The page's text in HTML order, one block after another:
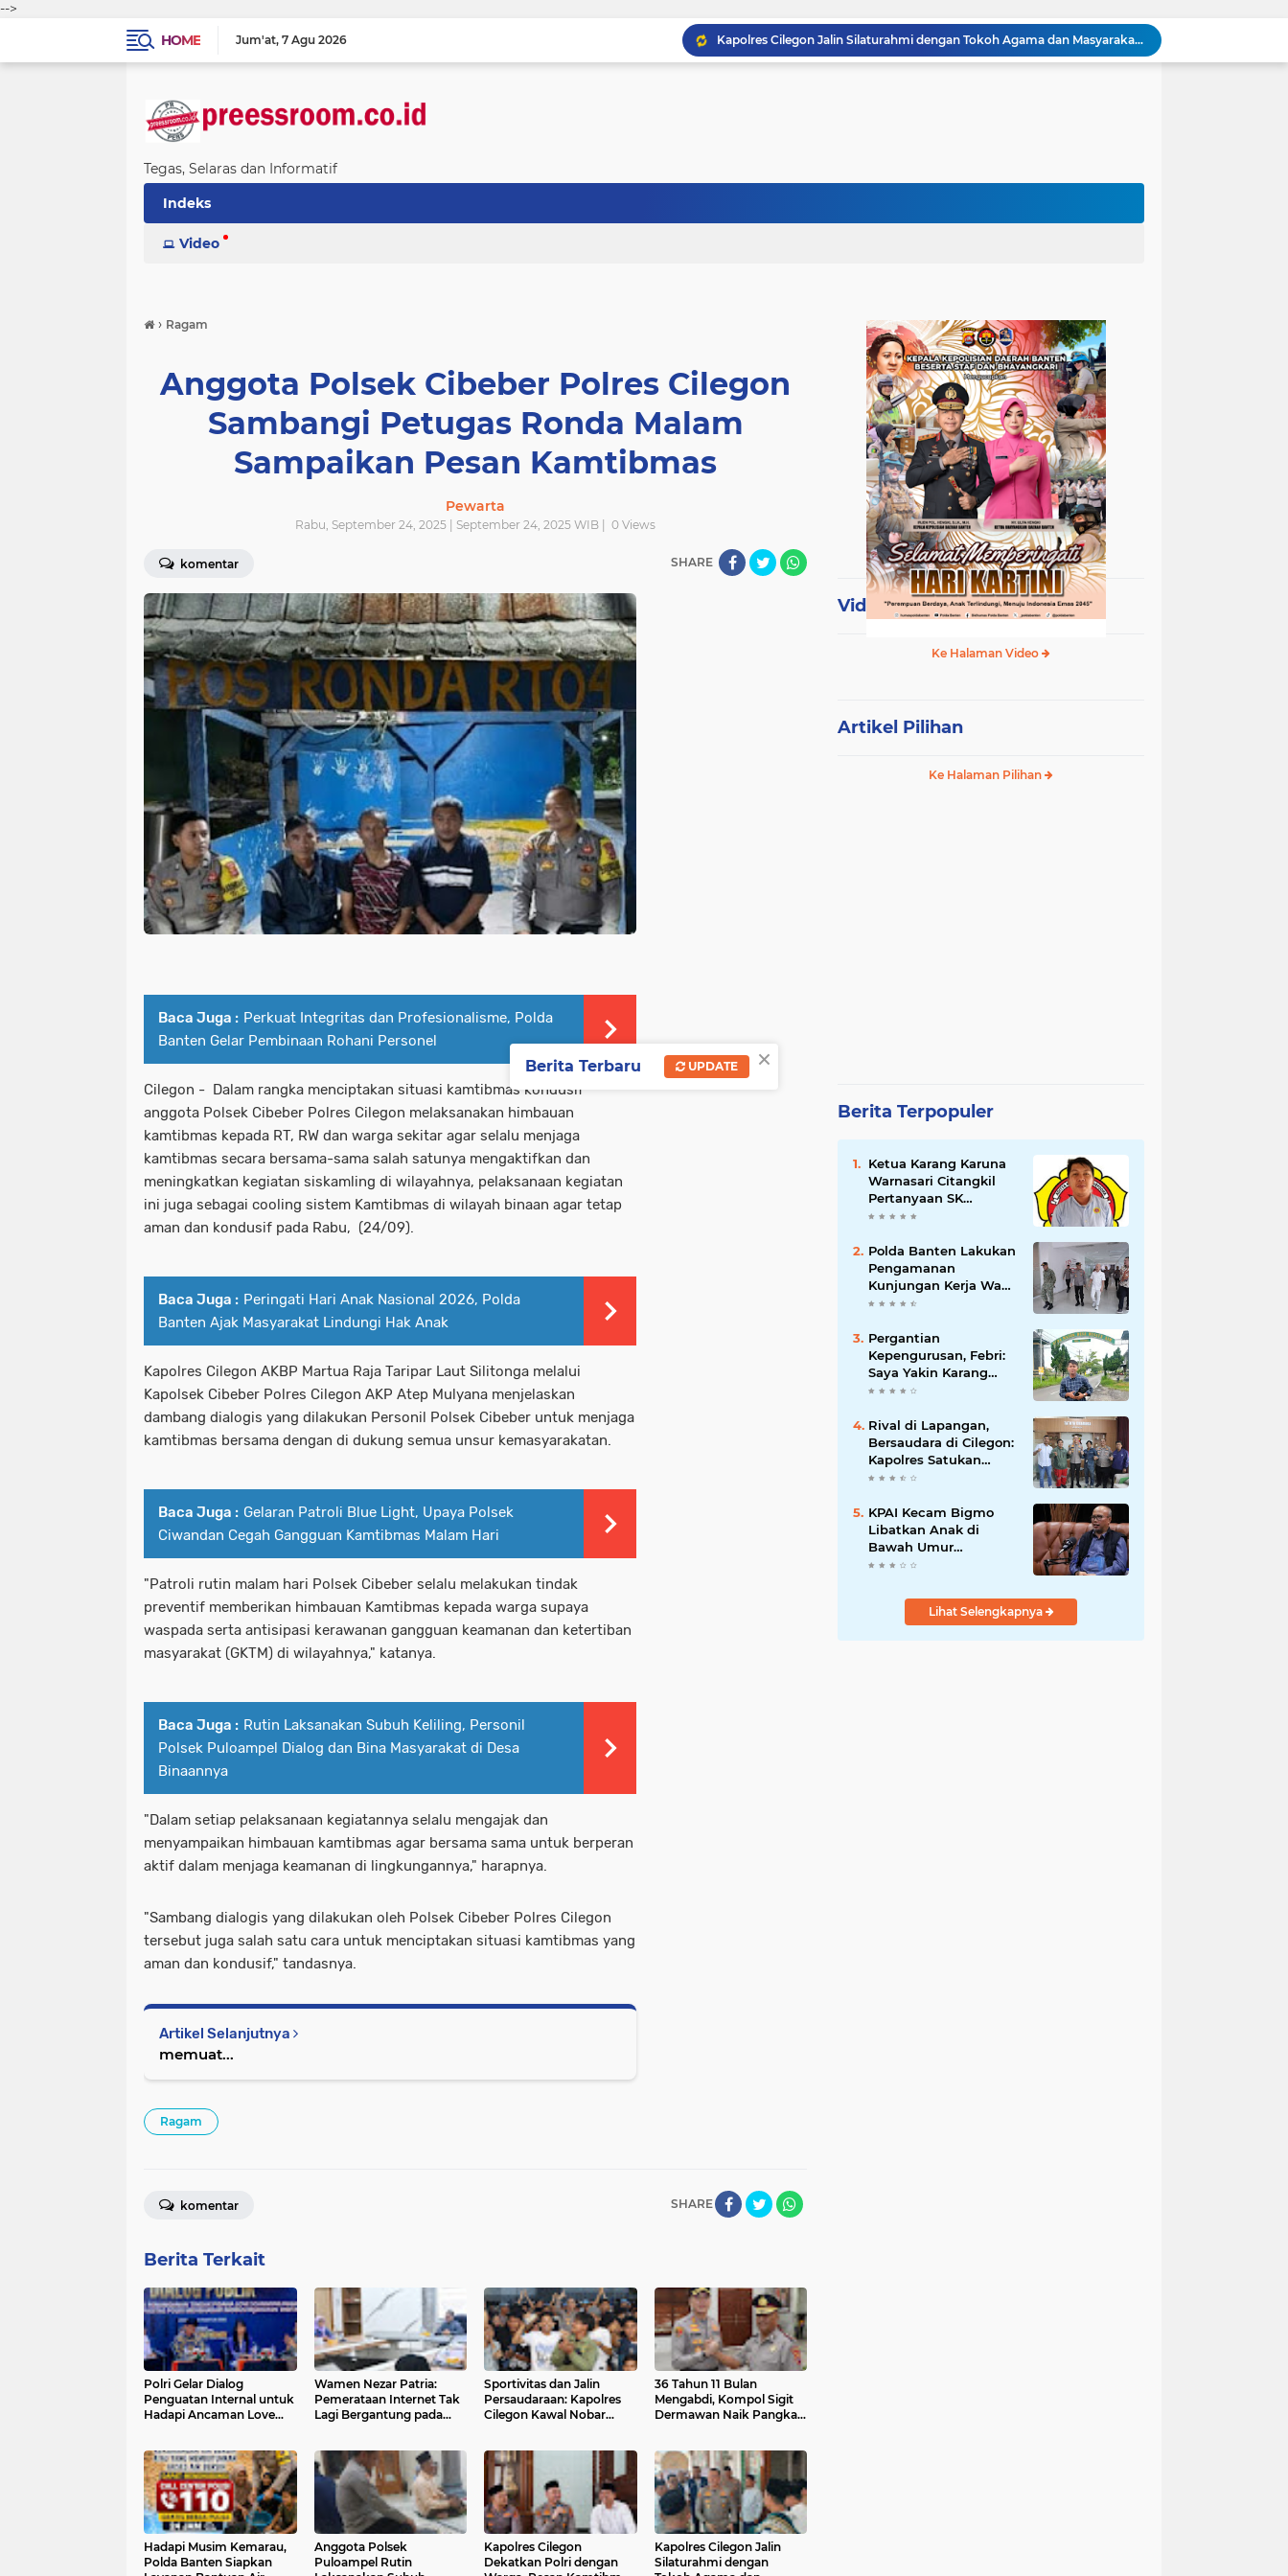
-->
HOME
Jum'at 7 Agu 2026
Kapolres Cilegon Jalin Silaturahmi dengan Tokoh Agama dan Masyarakat Usai Sholat Jumat di Masjid Raudotul Mutaqien
Kapolres Cilegon Perkuat Sinergi dengan Pemkot dan Muhammadiyah, Bersama Jaga Cilegon Tetap Aman serta Kondusif
Patroli Malam, Polsek Cinangka Wujudkan Lingkungan Masyarakat Tetap Kondusif
Tegas, Selaras dan Informatif
Indeks
Video
› Ragam
Anggota Polsek Cibeber Polres Cilegon
Sambangi Petugas Ronda Malam
Sampaikan Pesan Kamtibmas
Pewarta
Rabu, September 24, 2025 | September 24, 2025 WIB | 0 Views
komentar SHARE
Baca Juga : Perkuat Integritas dan Profesionalisme, Polda
Banten Gelar Pembinaan Rohani Personel
Cilegon - Dalam rangka menciptakan situasi kamtibmas kondusif
anggota Polsek Cibeber Polres Cilegon melaksanakan himbauan
kamtibmas kepada RT, RW dan warga sekitar agar selalu menjaga
kamtibmas secara bersama-sama salah satunya mengaktifkan dan
meningkatkan kegiatan siskamling di wilayahnya, pelaksanaan kegiatan
ini juga sebagai cooling sistem Kamtibmas di wilayah binaan agar tetap
aman dan kondusif pada Rabu, (24/09).
Baca Juga : Peringati Hari Anak Nasional 2026, Polda
Banten Ajak Masyarakat Lindungi Hak Anak
Kapolres Cilegon AKBP Martua Raja Taripar Laut Silitonga melalui
Kapolsek Cibeber Polres Cilegon AKP Atep Mulyana menjelaskan
dambang dialogis yang dilakukan Personil Polsek Cibeber untuk menjaga
kamtibmas bersama dengan di dukung semua unsur kemasyarakatan.
Baca Juga : Gelaran Patroli Blue Light, Upaya Polsek
Ciwandan Cegah Gangguan Kamtibmas Malam Hari
"Patroli rutin malam hari Polsek Cibeber selalu melakukan tindak
preventif memberikan himbauan Kamtibmas kepada warga supaya
waspada serta antisipasi kerawanan gangguan keamanan dan ketertiban
masyarakat (GKTM) di wilayahnya," katanya.
Baca Juga : Rutin Laksanakan Subuh Keliling, Personil
Polsek Puloampel Dialog dan Bina Masyarakat di Desa
Binaannya
"Dalam setiap pelaksanaan kegiatannya selalu mengajak dan
menyampaikan himbauan kamtibmas agar bersama sama untuk berperan
aktif dalam menjaga keamanan di lingkungannya," harapnya.
"Sambang dialogis yang dilakukan oleh Polsek Cibeber Polres Cilegon
tersebut juga salah satu cara untuk menciptakan situasi kamtibmas yang
aman dan kondusif," tandasnya.
Artikel Selanjutnya
memuat...
Ragam
SHARE
komentar
Berita Terkait
Polri Gelar Dialog
Penguatan Internal untuk
Hadapi Ancaman Love
Wamen Nezar Patria:
Pemerataan Internet Tak
Lagi Bergantung pada
Sportivitas dan Jalin
Persaudaraan: Kapolres
Cilegon Kawal Nobar
Kondusif
36 Tahun 11 Bulan
Mengabdi, Kompol Sigit
Dermawan Naik Pangkat
Cilegon
Hadapi Musim Kemarau,
Polda Banten Siapkan
Anggota Polsek
Puloampel Rutin
Kapolres Cilegon
Dekatkan Polri dengan
Kapolres Cilegon Jalin
Silaturahmi dengan
Video Terpopuler
Ke Halaman Video
Artikel Pilihan
Ke Halaman Pilihan
Berita Terpopuler
Ketua Karang Karuna
Warnasari Citangkil
Pertanyaan SK
Karetaker dan Urgensi
Berduka
Polda Banten Lakukan
Pengamanan
Kunjungan Kerja Wakil
Presiden RI
Pergantian
Kepengurusan, Febri:
Saya Yakin Karang
Taruna Wanakarsa
Kepemimpinan Bung
Entus Jauh Membawa
Manfaat
Rival di Lapangan,
Bersaudara di Cilegon:
Kapolres Satukan
Viking dan Jak Mania
Piala Presiden 2026
KPAI Kecam Bigmo
Libatkan Anak di
Bawah Umur
Promosikan Liquid
Bertindak Tegas
Lihat Selengkapnya
×
Berita Terbaru UPDATE